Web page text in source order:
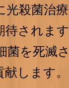
殺菌治
されま
菌を死滅
します。